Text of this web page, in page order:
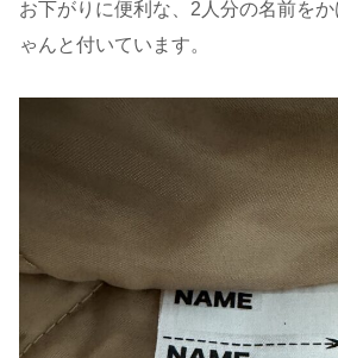
お下がりに便利な、2人分の名前を
ゃんと付いています。